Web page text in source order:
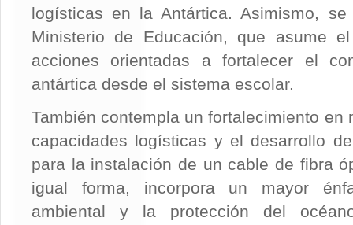
logísticas en la Antártica. Asimismo,
Ministerio de Educación, que asume
acciones orientadas a fortalecer el
antártica desde el sistema escolar.
También contempla un fortalecimiento en
capacidades logísticas y el desarrollo
para la instalación de un cable de fibra
igual forma, incorpora un mayor
ambiental y la protección del